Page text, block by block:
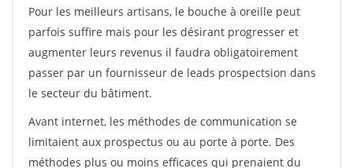
Pour les meilleurs artisans, le bouche à oreille peut
parfois suffire mais pour les désirant progresser et
augmenter leurs revenus il faudra obligatoirement
passer par un fournisseur de leads prospectsion dans
le secteur du bâtiment.
Avant internet, les méthodes de communication se
limitaient aux prospectus ou au porte à porte. Des
méthodes plus ou moins efficaces qui prenaient du